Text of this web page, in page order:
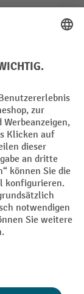
und ggf.
gilt nicht auf